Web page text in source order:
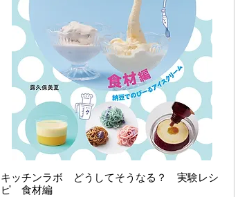
クイックビュー
キッチンラボ どうしてそうなる？ 実験レシ
ピ 食材編